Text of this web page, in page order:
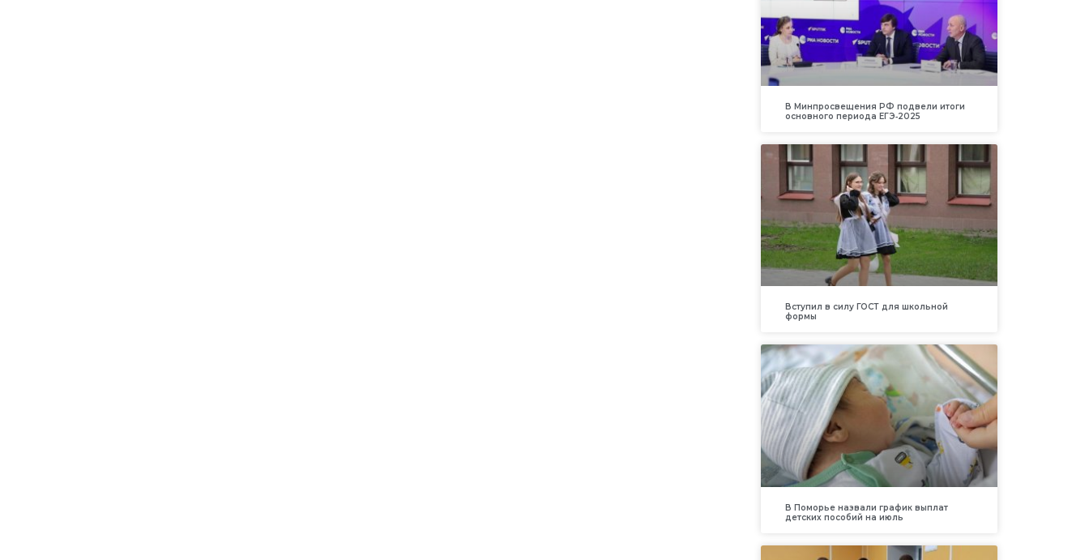
В Минпросвещения РФ подвели итоги
основного периода ЕГЭ‑2025
Вступил в силу ГОСТ для школьной
формы
В Поморье назвали график выплат
детских пособий на июль